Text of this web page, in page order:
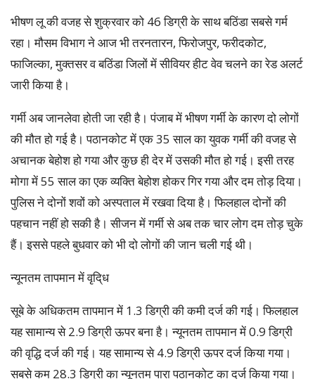
भीषण लू की वजह से शुक्रवार को 46 डिग्री के साथ बठिंडा सबसे गर्म
रहा। मौसम विभाग ने आज भी तरनतारन, फिरोजपुर, फरीदकोट,
फाजिल्का, मुक्तसर व बठिंडा जिलों में सीवियर हीट वेव चलने का रेड अलर्ट
जारी किया है।
गर्मी अब जानलेवा होती जा रही है। पंजाब में भीषण गर्मी के कारण दो लोगों
की मौत हो गई है। पठानकोट में एक 35 साल का युवक गर्मी की वजह से
अचानक बेहोश हो गया और कुछ ही देर में उसकी मौत हो गई। इसी तरह
मोगा में 55 साल का एक व्यक्ति बेहोश होकर गिर गया और दम तोड़ दिया।
पुलिस ने दोनों शवों को अस्पताल में रखवा दिया है। फिलहाल दोनों की
पहचान नहीं हो सकी है। सीजन में गर्मी से अब तक चार लोग दम तोड़ चुके
हैं। इससे पहले बुधवार को भी दो लोगों की जान चली गई थी।
न्यूनतम तापमान में वृदि्ध
सूबे के अधिकतम तापमान में 1.3 डिग्री की कमी दर्ज की गई। फिलहाल
यह सामान्य से 2.9 डिग्री ऊपर बना है। न्यूनतम तापमान में 0.9 डिग्री
की वृद्धि दर्ज की गई। यह सामान्य से 4.9 डिग्री ऊपर दर्ज किया गया।
सबसे कम 28.3 डिग्री का न्यूनतम पारा पठानकोट का दर्ज किया गया।